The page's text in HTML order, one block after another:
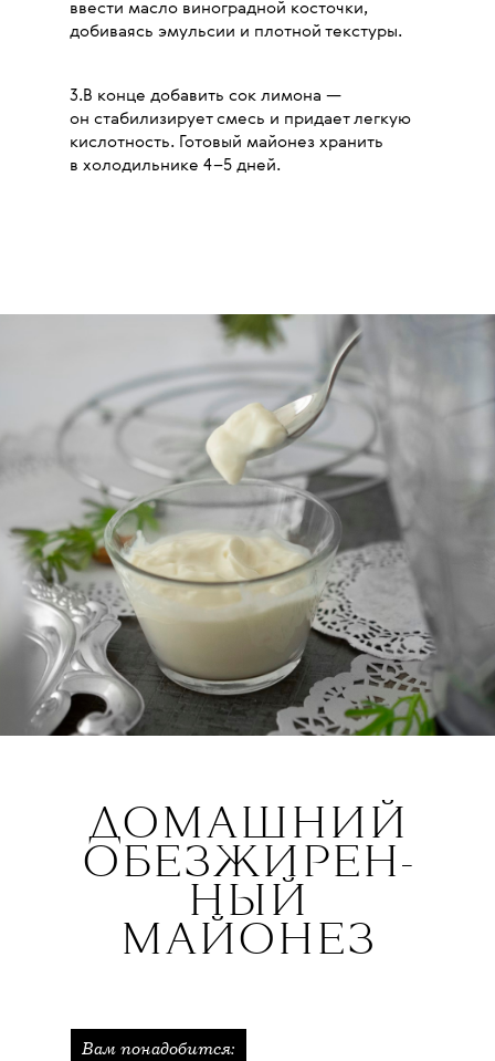
ввести масло виноградной косточки,
добиваясь эмульсии и плотной текстуры.
3.В конце добавить сок лимона —
он стабилизирует смесь и придает легкую
кислотность. Готовый майонез хранить
в холодильнике 4–5 дней.
ДОМАШНИЙ
ОБЕЗЖИРЕН-
НЫЙ
МАЙОНЕЗ
Вам понадобится: